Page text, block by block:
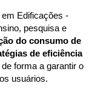
pesquisa e
do consumo de
de eficiência
forma a garantir o
usuários.